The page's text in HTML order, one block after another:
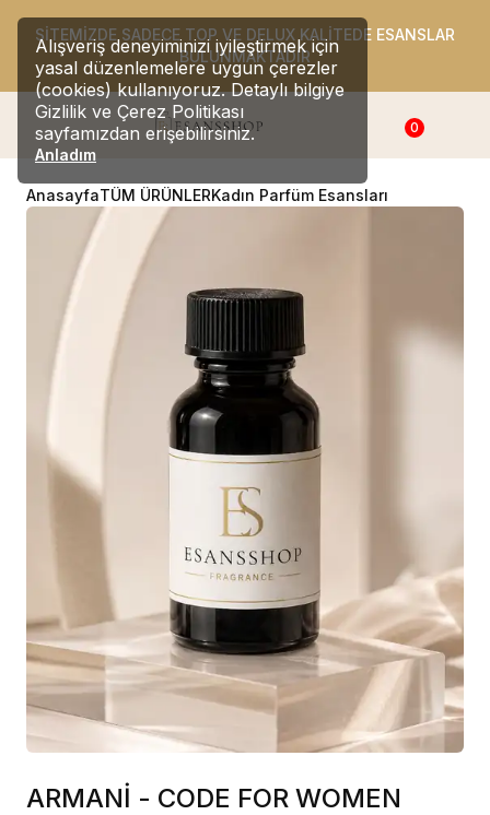
Alışveriş deneyiminizi iyileştirmek için
yasal düzenlemelere uygun çerezler
(cookies) kullanıyoruz. Detaylı bilgiye
Gizlilik ve Çerez Politikası
sayfamızdan erişebilirsiniz.
Anladım
SİTEMİZDE SADECE TOP VE DELUX KALİTEDE ESANSLAR
BULUNMAKTADIR
0
AnasayfaTÜM ÜRÜNLERKadın Parfüm Esansları
ARMANİ - CODE FOR WOMEN